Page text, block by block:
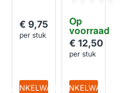
€ 9,75
per stuk
IN WINKELWAGEN
Op
voorraad
ool
afzuigk
ap
48800
097972
€ 12,50
per stuk
IN WINKELWAGEN